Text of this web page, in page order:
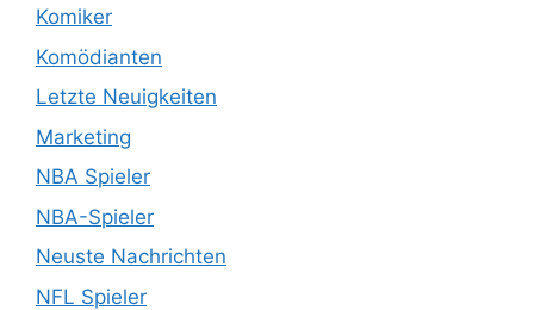
Komiker
Komödianten
Letzte Neuigkeiten
Marketing
NBA Spieler
NBA-Spieler
Neuste Nachrichten
NFL Spieler